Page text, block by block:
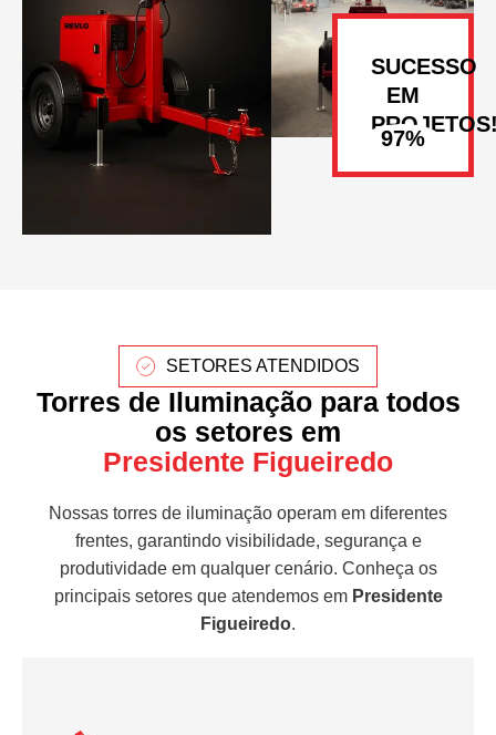
SUCESSO
EM
SETORES ATENDIDOS
Torres de Iluminação para todos
os setores em
Presidente Figueiredo
Nossas torres de iluminação operam em diferentes
frentes, garantindo visibilidade, segurança e
produtividade em qualquer cenário. Conheça os
principais setores que atendemos em Presidente
Figueiredo.